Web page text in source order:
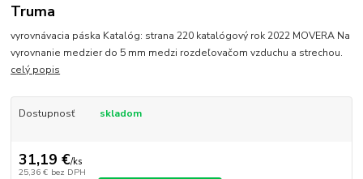
Truma
vyrovnávacia páska Katalóg: strana 220 katalógový rok 2022 MOVERA Na
vyrovnanie medzier do 5 mm medzi rozdeľovačom vzduchu a strechou.
celý popis
Dostupnosť skladom
31,19 €/ks
25,36 € bez DPH